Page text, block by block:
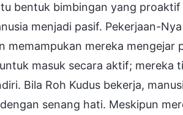
bentuk bimbingan yang
menjadi pasif. Pekerjaan-
memampukan mereka mengejar
masuk secara aktif; mereka
Bila Roh Kudus bekerja,
senang hati. Meskipun